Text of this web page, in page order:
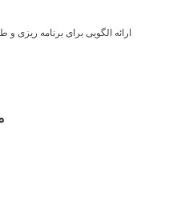
ارائه الگویی برای برنامه